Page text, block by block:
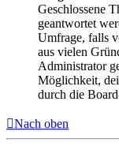
Geschlossene
geantwortet
Umfrage, falls
aus vielen
Administrator
Möglichkeit,
durch die
Nach oben